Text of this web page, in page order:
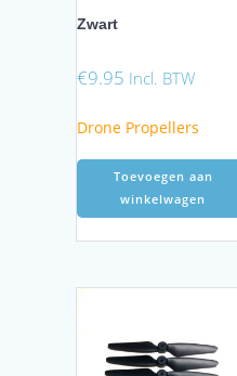
Zwart
€9.95 Incl. BTW
Drone Propellers
Toevoegen aan
winkelwagen